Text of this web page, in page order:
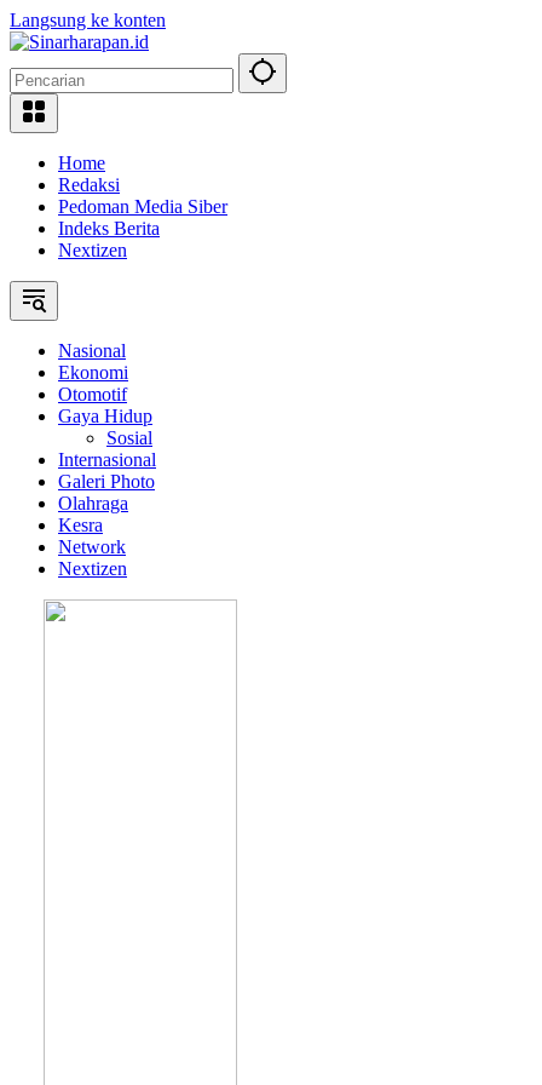
Langsung ke konten
Home
Redaksi
Pedoman Media Siber
Indeks Berita
Nextizen
Nasional
Ekonomi
Otomotif
Gaya Hidup
Sosial
Internasional
Galeri Photo
Olahraga
Kesra
Network
Nextizen